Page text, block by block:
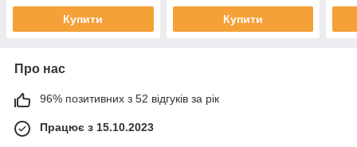
Купити Купити
Про нас
96% позитивних з 52 відгуків за рік
Працює з 15.10.2023